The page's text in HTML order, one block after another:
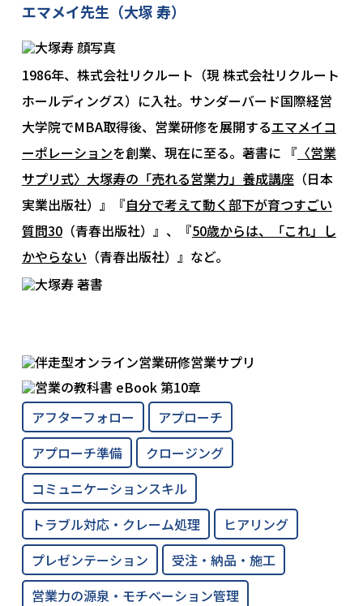
エマメイ先生（大塚 寿）
1986年、株式会社リクルート（現 株式会社リクルート
ホールディングス）に入社。サンダーバード国際経営
大学院でMBA取得後、営業研修を展開するエマメイコ
ーポレーションを創業、現在に至る。著書に 『 〈営業
サプリ式〉大塚寿の「売れる営業力」養成講座（日本
実業出版社）』『自分で考えて動く部下が育つすごい
質問30（青春出版社）』、『50歳からは、「これ」し
かやらない （青春出版社）』など。
アフターフォロー
アプローチ
アプローチ準備
クロージング
コミュニケーションスキル
トラブル対応・クレーム処理
ヒアリング
プレゼンテーション
受注・納品・施工
営業力の源泉・モチベーション管理